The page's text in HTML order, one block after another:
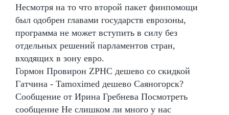
Несмотря на то что второй пакет финпомощи
был одобрен главами государств еврозоны,
программа не может вступить в силу без
отдельных решений парламентов стран,
входящих в зону евро.
Гормон Провирон ZPHC дешево со скидкой
Гатчина - Tamoximed дешево Саяногорск?
Сообщение от Ирина Гребнева Посмотреть
сообщение Не слишком ли много у нас